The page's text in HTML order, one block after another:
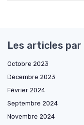
Les articles
Octobre 2023
Décembre 2023
Février 2024
Septembre 2024
Novembre 2024